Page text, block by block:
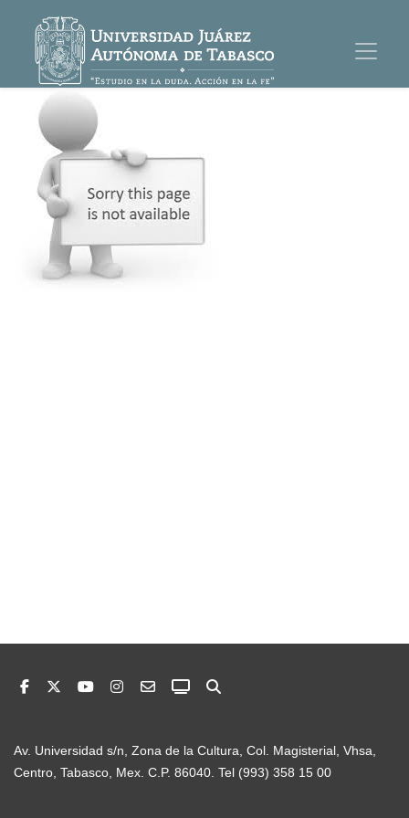
Av. Universidad s/n, Zona de la Cultura, Col. Magisterial, Vhsa,
Centro, Tabasco, Mex. C.P. 86040. Tel (993) 358 15 00